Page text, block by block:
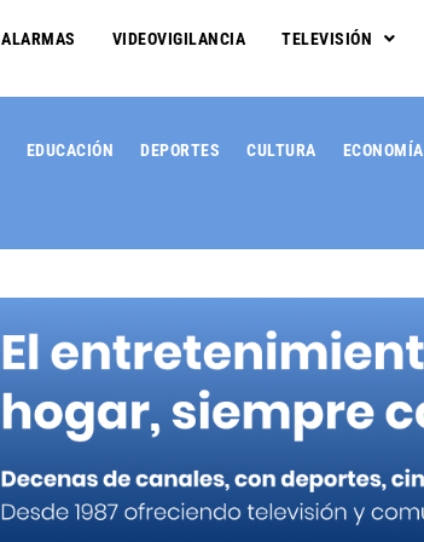
ALARMAS VIDEOVIGILANCIA TELEVISIÓN
EDUCACIÓN DEPORTES CULTURA ECONOMÍA